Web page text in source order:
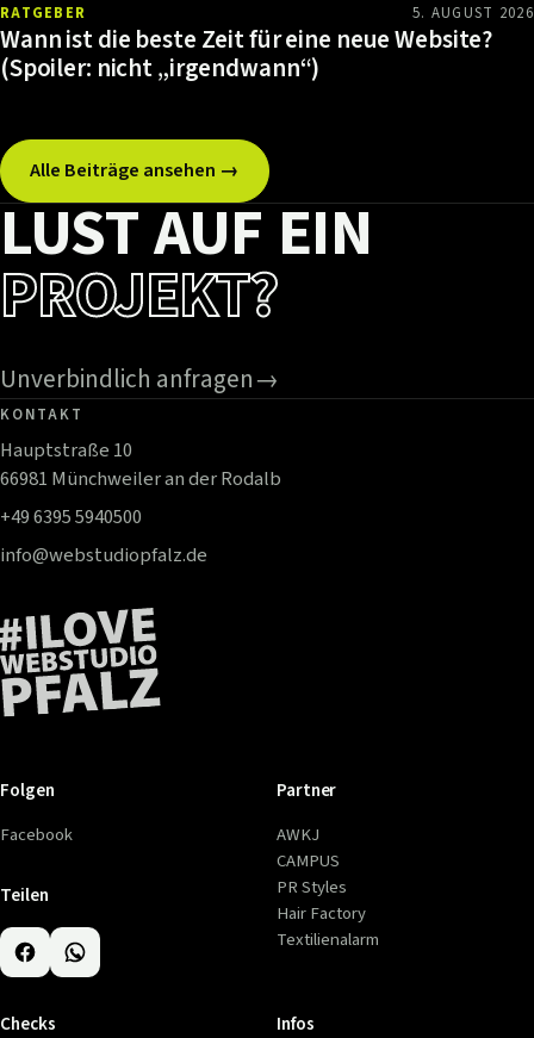
RATGEBER 5. AUGUST 2026
Wann ist die beste Zeit für eine neue Website?
(Spoiler: nicht „irgendwann“)
Alle Beiträge ansehen →
LUST AUF EIN
PROJEKT?
Unverbindlich anfragen→
KONTAKT
Hauptstraße 10
66981 Münchweiler an der Rodalb
+49 6395 5940500
info@webstudiopfalz.de
Folgen
Facebook
Teilen
Partner
AWKJ
CAMPUS
PR Styles
Hair Factory
Textilienalarm
Checks Infos